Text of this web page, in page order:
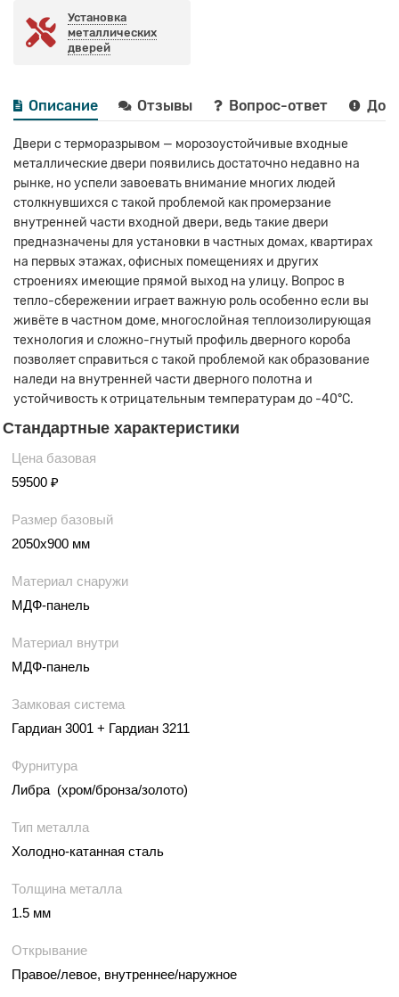
Установка
металлических
дверей
Описание Отзывы Вопрос-ответ
Двери с терморазрывом — морозоустойчивые входные
металлические двери появились достаточно недавно на
рынке, но успели завоевать внимание многих людей
столкнувшихся с такой проблемой как промерзание
внутренней части входной двери, ведь такие двери
предназначены для установки в частных домах, квартирах
на первых этажах, офисных помещениях и других
строениях имеющие прямой выход на улицу. Вопрос в
тепло-сбережении играет важную роль особенно если вы
живёте в частном доме, многослойная теплоизолирующая
технология и сложно-гнутый профиль дверного короба
позволяет справиться с такой проблемой как образование
наледи на внутренней части дверного полотна и
устойчивость к отрицательным температурам до -40°С.
Стандартные характеристики
Цена базовая
59500 ₽
Размер базовый
2050х900 мм
Материал снаружи
МДФ-панель
Материал внутри
МДФ-панель
Замковая система
Гардиан 3001 + Гардиан 3211
Фурнитура
Либра (хром/бронза/золото)
Тип металла
Холодно-катанная сталь
Толщина металла
1.5 мм
Открывание
Правое/левое, внутреннее/наружное